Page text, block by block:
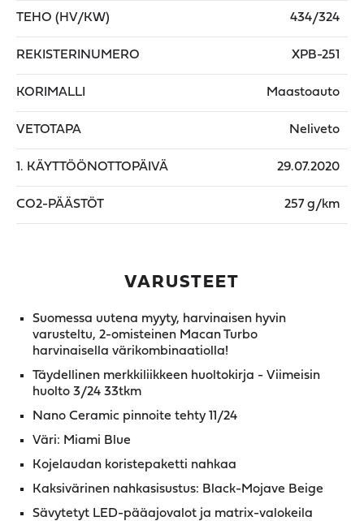
TEHO (HV/KW) 434/324
REKISTERINUMERO XPB-251
KORIMALLI Maastoauto
VETOTAPA Neliveto
1. KÄYTTÖÖNOTTOPÄIVÄ 29.07.2020
CO2-PÄÄSTÖT 257 g/km
VARUSTEET
Suomessa uutena myyty, harvinaisen hyvin
varusteltu, 2-omisteinen Macan Turbo
harvinaisella värikombinaatiolla!
Täydellinen merkkiliikkeen huoltokirja - Viimeisin
huolto 3/24 33tkm
Nano Ceramic pinnoite tehty 11/24
Väri: Miami Blue
Kojelaudan koristepaketti nahkaa
Kaksivärinen nahkasisustus: Black-Mojave Beige
Sävytetyt LED-pääajovalot ja matrix-valokeila